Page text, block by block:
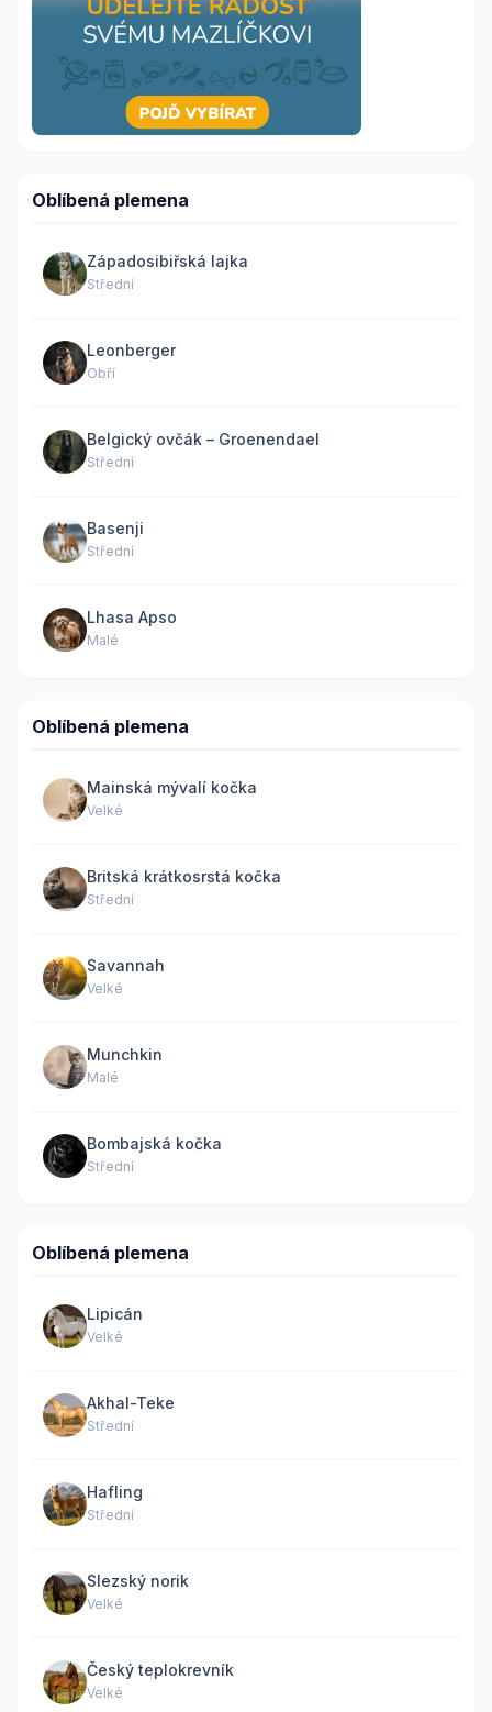
Oblíbená plemena
Západosibiřská lajka
Střední
Leonberger
Obří
Belgický ovčák – Groenendael
Střední
Basenji
Střední
Lhasa Apso
Malé
Oblíbená plemena
Mainská mývalí kočka
Velké
Britská krátkosrstá kočka
Střední
Savannah
Velké
Munchkin
Malé
Bombajská kočka
Střední
Oblíbená plemena
Lipicán
Velké
Akhal-Teke
Střední
Hafling
Střední
Slezský norik
Velké
Český teplokrevník
Velké